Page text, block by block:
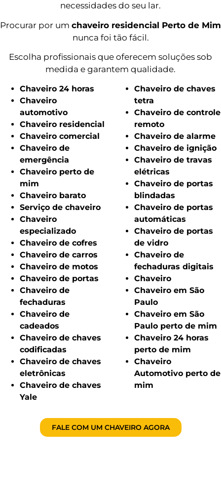
necessidades do seu lar.
Procurar por um chaveiro residencial Perto de Mim
nunca foi tão fácil.
Escolha profissionais que oferecem soluções sob
medida e garantem qualidade.
Chaveiro 24 horas
Chaveiro
automotivo
Chaveiro residencial
Chaveiro comercial
Chaveiro de
emergência
Chaveiro perto de
mim
Chaveiro barato
Serviço de chaveiro
Chaveiro
especializado
Chaveiro de cofres
Chaveiro de carros
Chaveiro de motos
Chaveiro de portas
Chaveiro de
fechaduras
Chaveiro de
cadeados
Chaveiro de chaves
codificadas
Chaveiro de chaves
eletrônicas
Chaveiro de chaves
Yale
Chaveiro de chaves
tetra
Chaveiro de controle
remoto
Chaveiro de alarme
Chaveiro de ignição
Chaveiro de travas
elétricas
Chaveiro de portas
blindadas
Chaveiro de portas
automáticas
Chaveiro de portas
de vidro
Chaveiro de
fechaduras digitais
Chaveiro
Chaveiro em São
Paulo
Chaveiro em São
Paulo perto de mim
Chaveiro 24 horas
perto de mim
Chaveiro
Automotivo perto de
mim
FALE COM UM CHAVEIRO AGORA